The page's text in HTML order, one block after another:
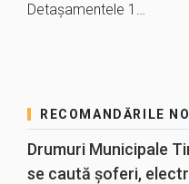
Detașamentele 1…
RECOMANDĂRILE
Drumuri Municipale
se caută șoferi,